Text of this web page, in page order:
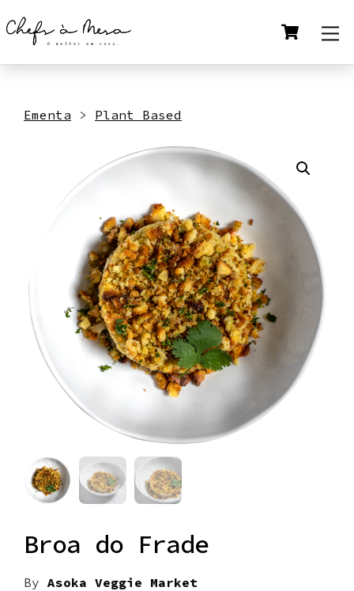
to
content
Cart
Ementa > Plant Based
Broa do Frade
By Asoka Veggie Market